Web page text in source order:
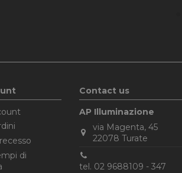
di
Contact us
AP Illuminazione
via Magenta, 45
22078 Turate
tel. 02 9688109 - 347